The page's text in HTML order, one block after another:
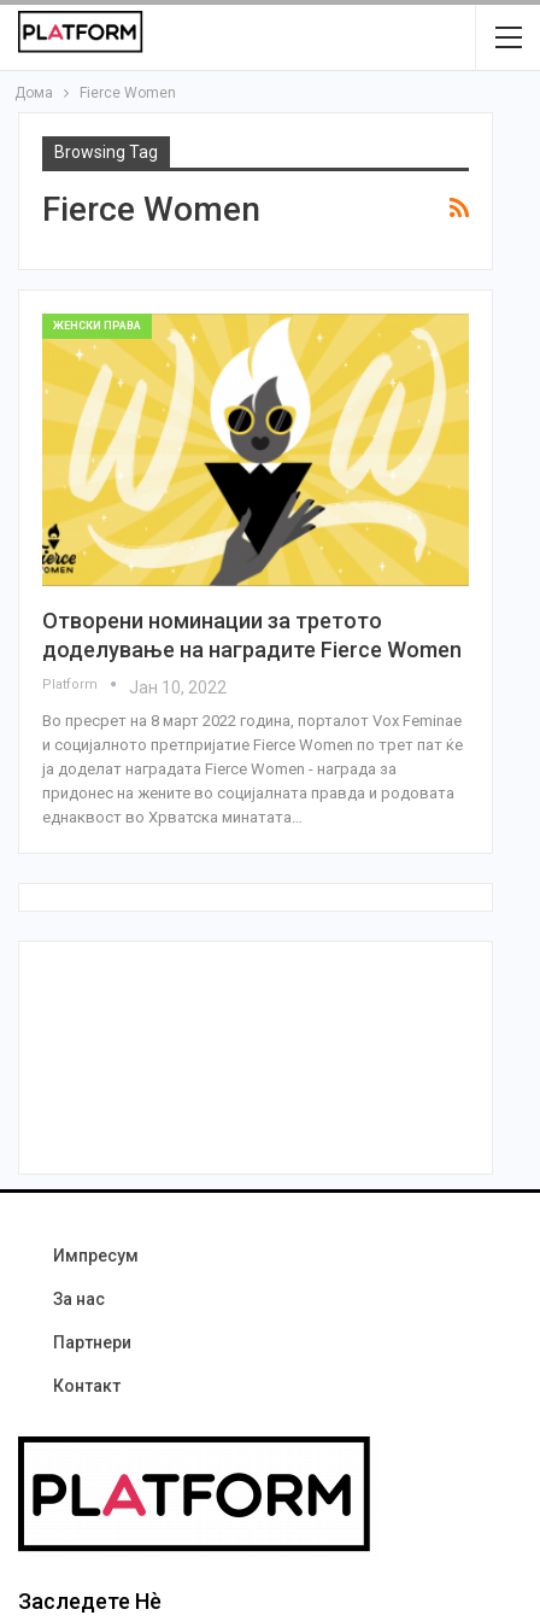
Дома Fierce Women
Browsing Tag
Fierce Women
ЖЕНСКИ ПРАВА
Отворени номинации за третото
доделување на наградите Fierce Women
Platform Јан 10, 2022
Во пресрет на 8 март 2022 година, порталот Vox Feminae
и социјалното претпријатие Fierce Women по трет пат ќе
ја доделат наградата Fierce Women - награда за
придонес на жените во социјалната правда и родовата
еднаквост во Хрватска минатата…
Импресум
За нас
Партнери
Контакт
Заследете Нѐ